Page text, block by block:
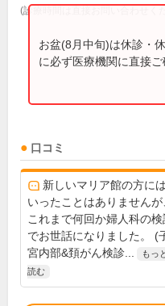
(診療時間は直接お問い合わせく
お盆(8月中旬)は休診・
に必ず医療機関に直接ご
口コミ
新しいマリア館の方には
いったことはありませんが
これまで何回か婦人科の検
でお世話になりました。 (
宮内部&頚がん検診...
もっ
読む